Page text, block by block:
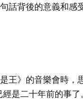
話背後的意義和感受
王》的音樂會時，
是二十年前的事